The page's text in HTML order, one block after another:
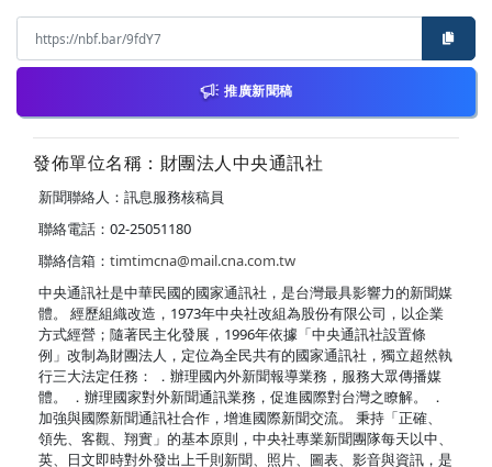
推廣新聞稿
發佈單位名稱：財團法人中央通訊社
新聞聯絡人：訊息服務核稿員
聯絡電話：02-25051180
聯絡信箱： timtimcna@mail.cna.com.tw
中央通訊社是中華民國的國家通訊社，是台灣最具影響力的新聞媒
體。 經歷組織改造，1973年中央社改組為股份有限公司，以企業
方式經營；隨著民主化發展，1996年依據「中央通訊社設置條
例」改制為財團法人，定位為全民共有的國家通訊社，獨立超然執
行三大法定任務： ．辦理國內外新聞報導業務，服務大眾傳播媒
體。 ．辦理國家對外新聞通訊業務，促進國際對台灣之瞭解。 ．
加強與國際新聞通訊社合作，增進國際新聞交流。 秉持「正確、
領先、客觀、翔實」的基本原則，中央社專業新聞團隊每天以中、
英、日文即時對外發出上千則新聞、照片、圖表、影音與資訊，是